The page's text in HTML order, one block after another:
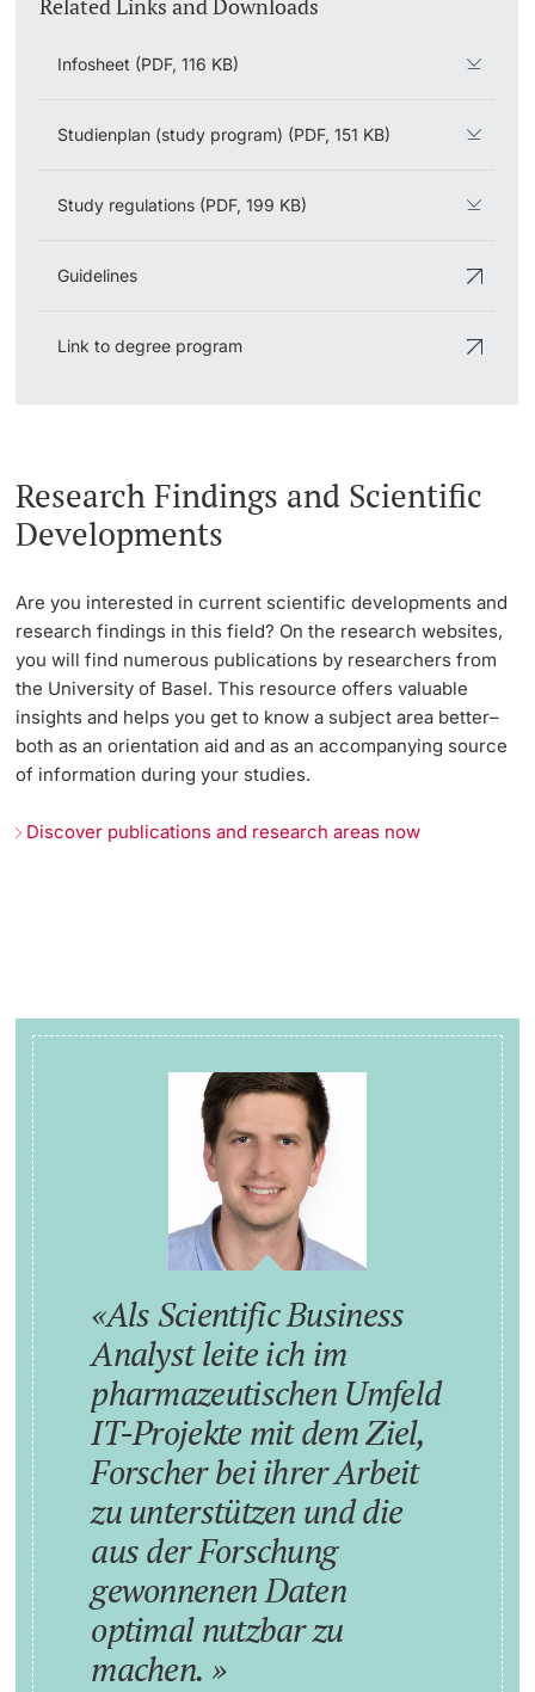
Infosheet (PDF, 116 KB)
Studienplan (study program) (PDF, 151 KB)
Study regulations (PDF, 199 KB)
Guidelines
Link to degree program
Research Findings and Scientific
Developments
Are you interested in current scientific developments and
research findings in this field? On the research websites,
you will find numerous publications by researchers from
the University of Basel. This resource offers valuable
insights and helps you get to know a subject area better–
both as an orientation aid and as an accompanying source
of information during your studies.
Discover publications and research areas now
Als Scientific Business
Analyst leite ich im
pharmazeutischen Umfeld
IT-Projekte mit dem Ziel,
Forscher bei ihrer Arbeit
zu unterstützen und die
aus der Forschung
gewonnenen Daten
optimal nutzbar zu
machen.